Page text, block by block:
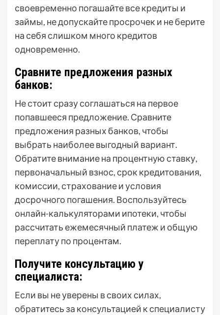
своевременно погашайте все кредиты и
займы, не допускайте просрочек и не берите
на себя слишком много кредитов
одновременно.
Сравните предложения разных
банков:
Не стоит сразу соглашаться на первое
попавшееся предложение. Сравните
предложения разных банков, чтобы
выбрать наиболее выгодный вариант.
Обратите внимание на процентную ставку,
первоначальный взнос, срок кредитования,
комиссии, страхование и условия
досрочного погашения. Воспользуйтесь
онлайн-калькуляторами ипотеки, чтобы
рассчитать ежемесячный платеж и общую
переплату по процентам.
Получите консультацию у
специалиста:
Если вы не уверены в своих силах,
обратитесь за консультацией к специалисту